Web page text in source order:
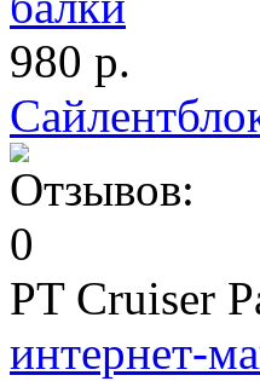
980 р.
PT Cruiser
интернет-